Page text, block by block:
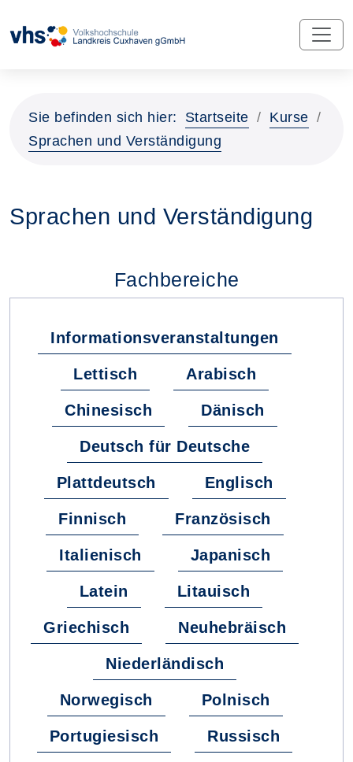
Sie befinden sich hier: Startseite
Kurse
Sprachen und Verständigung
Sprachen und Verständigung
Fachbereiche
Informationsveranstaltungen
Lettisch Arabisch
Chinesisch Dänisch
Deutsch für Deutsche
Plattdeutsch Englisch
Finnisch Französisch
Italienisch Japanisch
Latein Litauisch
Griechisch Neuhebräisch
Niederländisch
Norwegisch Polnisch
Portugiesisch Russisch